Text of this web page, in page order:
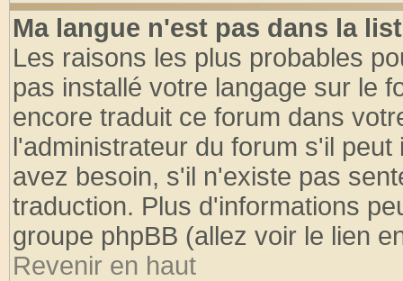
Ma langue n'est pas dans la
Les raisons les plus probables
pas installé votre langage sur le
encore traduit ce forum dans
l'administrateur du forum s'il
avez besoin, s'il n'existe pas
traduction. Plus d'informations
groupe phpBB (allez voir le lien
Revenir en haut